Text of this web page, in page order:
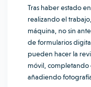
Tras haber estado
realizando el
máquina, no sin
de formularios
pueden hacer la
móvil, completando
añadiendo